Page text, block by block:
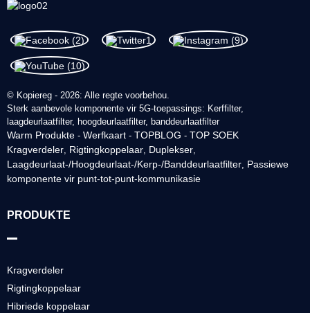
© Kopiereg - 2026: Alle regte voorbehou.
Sterk aanbevole komponente vir 5G-toepassings: Kerffilter,
laagdeurlaatfilter, hoogdeurlaatfilter, banddeurlaatfilter
Warm Produkte -Werfkaart -TOPBLOG -TOP SOEK
Kragverdeler, Rigtingkoppelaar, Duplekser,
Laagdeurlaat-/Hoogdeurlaat-/Kerp-/Banddeurlaatfilter, Passiewe
komponente vir punt-tot-punt-kommunikasie
PRODUKTE
Kragverdeler
Rigtingkoppelaar
Hibriede koppelaar